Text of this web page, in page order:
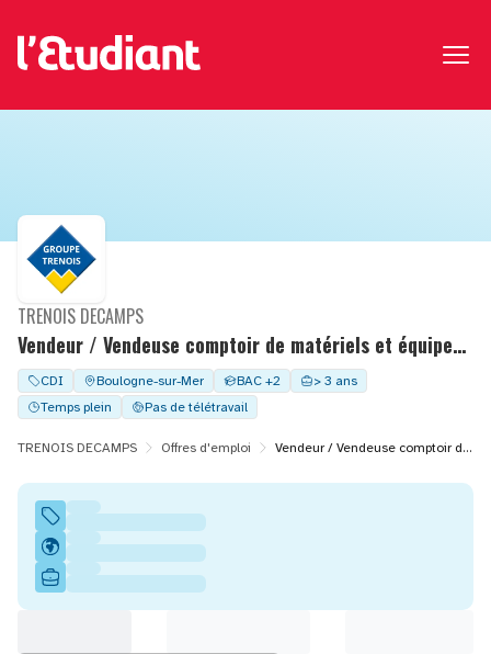
Vendeur / Vendeuse comptoir de matériels et équipements
TRENOIS DECAMPS
CDI Boulogne-sur-Mer BAC +2
> 3 ans
Temps plein
Pas de télétravail
TRENOIS DECAMPS Offres d'emploi Vendeur / Vendeuse comptoir de matériels et équipements